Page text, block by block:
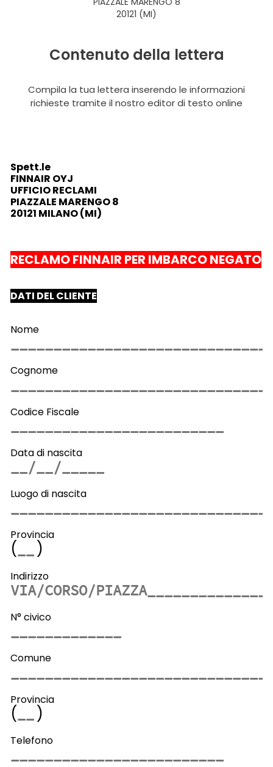
20121 (MI)
Contenuto della lettera
Compila la tua lettera inserendo le informazioni
richieste tramite il nostro editor di testo online
Spett.le
FINNAIR OYJ
UFFICIO RECLAMI
PIAZZALE MARENGO 8
20121 MILANO (MI)
RECLAMO FINNAIR PER IMBARCO NEGATO
DATI DEL CLIENTE
Nome
Cognome
Codice Fiscale
Data di nascita
Luogo di nascita
Provincia
( )
Indirizzo
N° civico
Comune
Provincia
( )
Telefono